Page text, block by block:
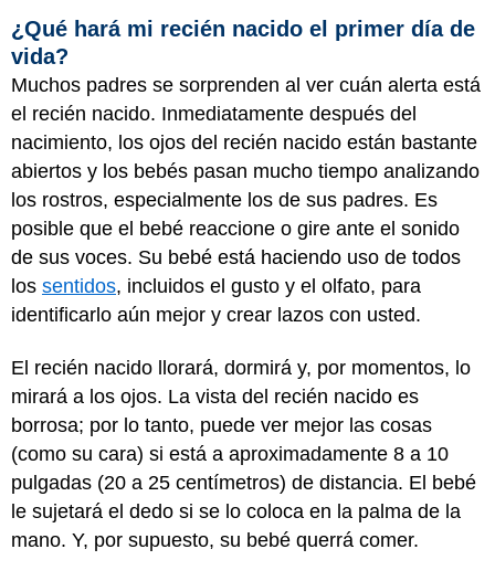
¿Qué hará mi recién nacido el primer día de
vida?
Muchos padres se sorprenden al ver cuán alerta está
el recién nacido. Inmediatamente después del
nacimiento, los ojos del recién nacido están bastante
abiertos y los bebés pasan mucho tiempo analizando
los rostros, especialmente los de sus padres. Es
posible que el bebé reaccione o gire ante el sonido
de sus voces. Su bebé está haciendo uso de todos
los sentidos, incluidos el gusto y el olfato, para
identificarlo aún mejor y crear lazos con usted.
El recién nacido llorará, dormirá y, por momentos, lo
mirará a los ojos. La vista del recién nacido es
borrosa; por lo tanto, puede ver mejor las cosas
(como su cara) si está a aproximadamente 8 a 10
pulgadas (20 a 25 centímetros) de distancia. El bebé
le sujetará el dedo si se lo coloca en la palma de la
mano. Y, por supuesto, su bebé querrá comer.